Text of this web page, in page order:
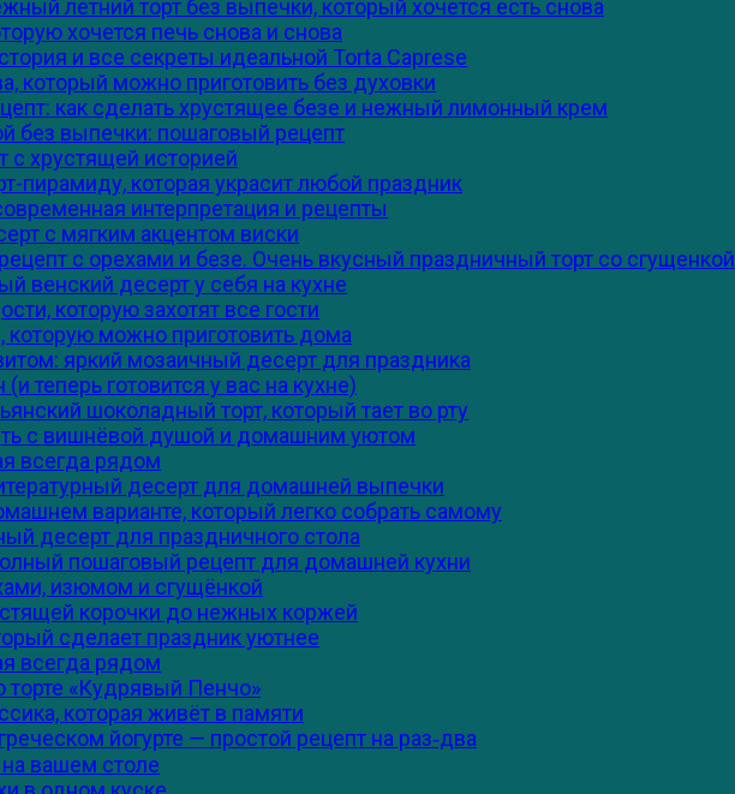
летний торт без выпечки, который хочется есть снова
хочется печь снова и снова
и все секреты идеальной Torta Caprese
который можно приготовить без духовки
как сделать хрустящее безе и нежный лимонный крем
без выпечки: пошаговый рецепт
хрустящей историей
пирамиду, которая украсит любой праздник
интерпретация и рецепты
с мягким акцентом виски
с орехами и безе. Очень вкусный праздничный торт со сгущенкой
венский десерт у себя на кухне
которую захотят все гости
которую можно приготовить дома
яркий мозаичный десерт для праздника
теперь готовится у вас на кухне)
шоколадный торт, который тает во рту
с вишнёвой душой и домашним уютом
всегда рядом
десерт для домашней выпечки
варианте, который легко собрать самому
десерт для праздничного стола
пошаговый рецепт для домашней кухни
изюмом и сгущёнкой
корочки до нежных коржей
сделает праздник уютнее
всегда рядом
«Кудрявый Пенчо»
которая живёт в памяти
йогурте — простой рецепт на раз‑два
вашем столе